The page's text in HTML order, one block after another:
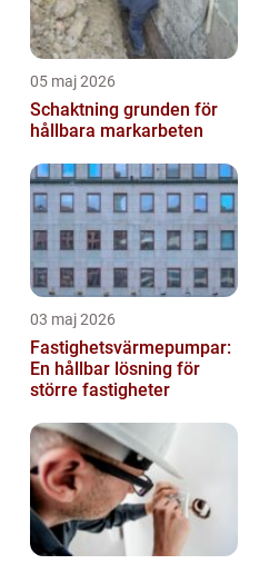
05 maj 2026
Schaktning grunden för
hållbara markarbeten
03 maj 2026
Fastighetsvärmepumpar:
En hållbar lösning för
större fastigheter